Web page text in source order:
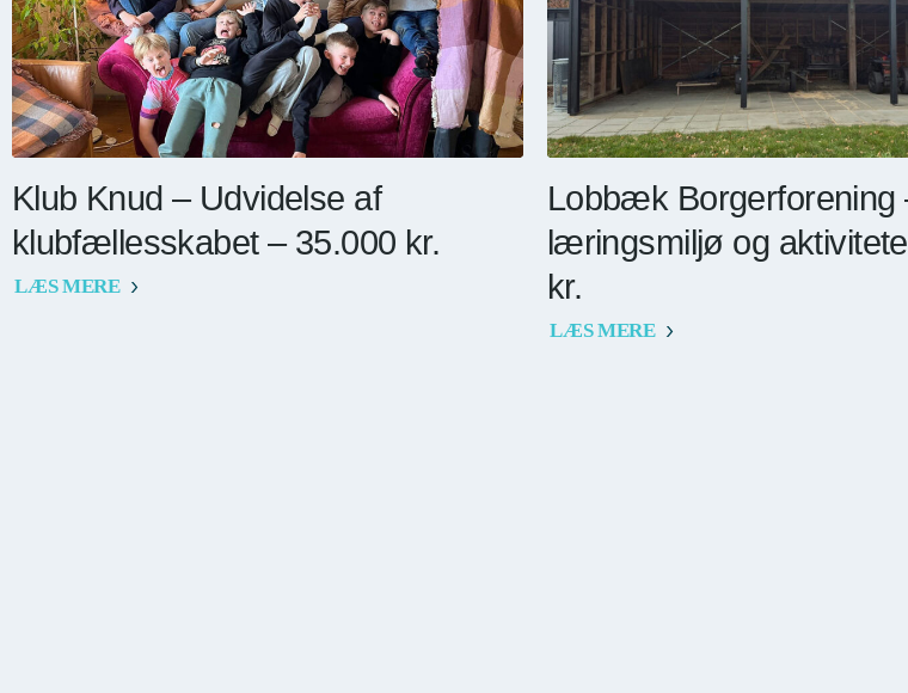
Klub Knud – Udvidelse af
klubfællesskabet – 35.000 kr.
LÆS MERE
Lobbæk Borgerforening
læringsmiljø og
kr.
LÆS MERE